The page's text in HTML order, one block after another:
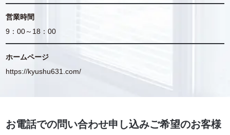
営業時間
9：00～18：00
ホームページ
https://kyushu631.com/
お電話での問い合わせ申し込みご希望のお客様